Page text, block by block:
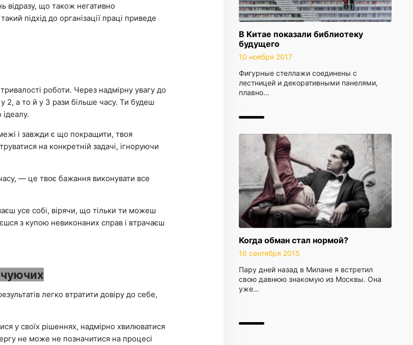
В Китае показали библиотеку
будущего
10 ноября 2017
Фигурные стеллажи соединены с
лестницей и декоративными панелями,
плавно…
Когда обман стал нормой?
16 сентября 2015
Пару дней назад в Милане я встретил
свою давнюю знакомую из Москвы. Она
уже…
відразу, що також негативно
підхід до організації праці приведе
роботи. Через надмірну увагу до
2, а то й у 3 рази більше часу. Ти будеш
і завжди є що покращити, твоя
на конкретній задачі, ігноруючи
— це твоє бажання виконувати все
усе собі, вірячи, що тільки ти можеш
з купою невиконаних справ і втрачаєш
легко втратити довіру до себе,
у своїх рішеннях, надмірно хвилюватися
не може не позначитися на процесі